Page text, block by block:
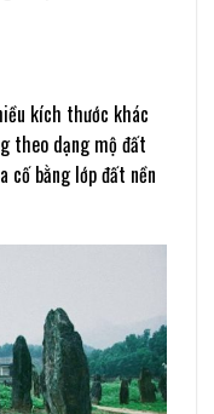
kích thước khác
theo dạng mộ đất
cố bằng lớp đất nền